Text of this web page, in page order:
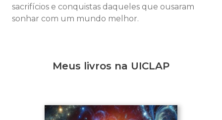
sacrifícios e conquistas daqueles que ousaram
sonhar com um mundo melhor.
Meus livros na UICLAP